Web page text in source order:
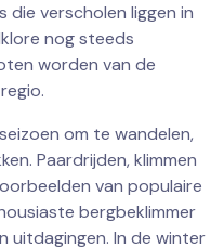
verscholen liggen in
nog steeds
worden van de
om te wandelen,
Paardrijden, klimmen
van populaire
bergbeklimmer
uitdagingen. In de winter